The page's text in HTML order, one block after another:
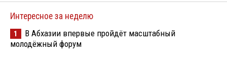
Интересное за неделю
1
В Абхазии впервые пройдёт масштабный
молодёжный форум